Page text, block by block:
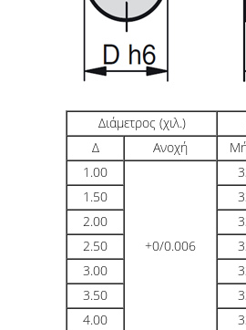
Διάμετρος (χιλ.)
Δ
Ανοχή
1.00
+0/0.006
1.50
2.00
2.50
3.00
3.50
4.00